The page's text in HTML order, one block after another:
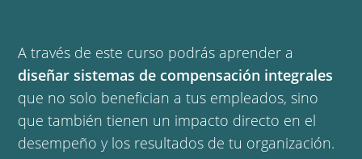
A través de este curso podrás aprender a
diseñar sistemas de compensación integrales
que no solo benefician a tus empleados, sino
que también tienen un impacto directo en el
desempeño y los resultados de tu organización.